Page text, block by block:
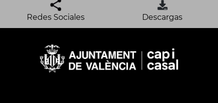
Redes Sociales Descargas